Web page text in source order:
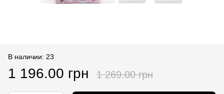
В наличии: 23
1 196.00 грн 1 269.00 грн